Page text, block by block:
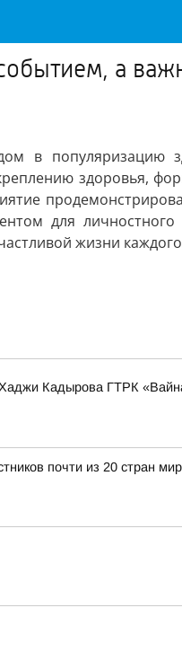
а
в популяризацию
здоровья,
для
жизни
Кадырова ГТРК
почти из 20 стран